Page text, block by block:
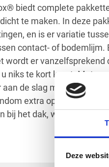
Deze
biedt complete
te maken. In deze
en is er variatie
contact- of bodemlijm.
wordt er vanzelfsprekend
niks te kort komt. Met
aan de slag met EPDM-
extra op te tellen bij
bij het dak, wat zorgt voor